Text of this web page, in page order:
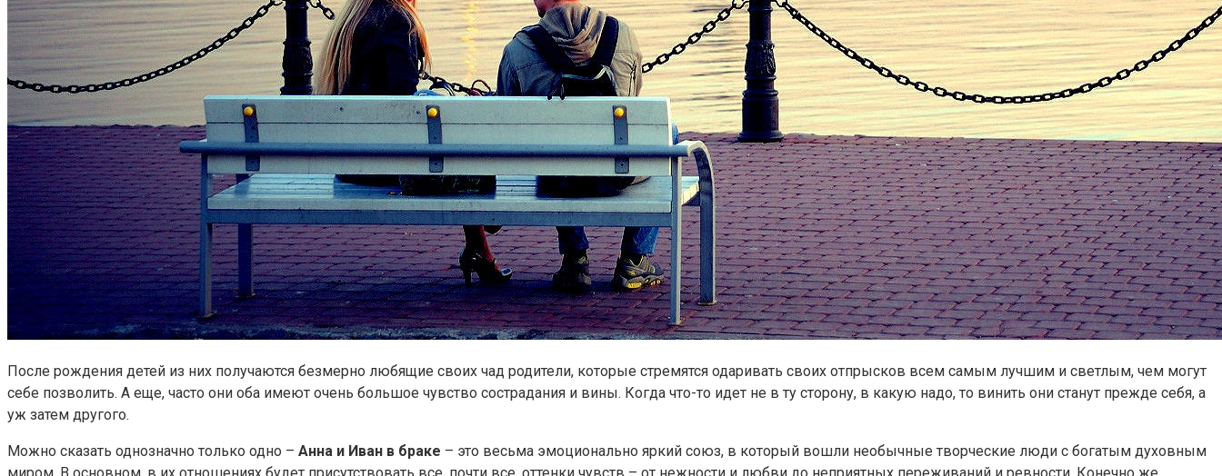
После рождения детей из них получаются безмерно любящие своих чад родители, которые стремятся одаривать своих отпрысков всем самым лучшим и светлым, чем могут
себе позволить. А еще, часто они оба имеют очень большое чувство сострадания и вины. Когда что-то идет не в ту сторону, в какую надо, то винить они станут прежде себя, а
уж затем другого.
Можно сказать однозначно только одно – Анна и Иван в браке – это весьма эмоционально яркий союз, в который вошли необычные творческие люди с богатым духовным
миром. В основном, в их отношениях будет присутствовать все, почти все, оттенки чувств – от нежности и любви до неприятных переживаний и ревности. Конечно же,